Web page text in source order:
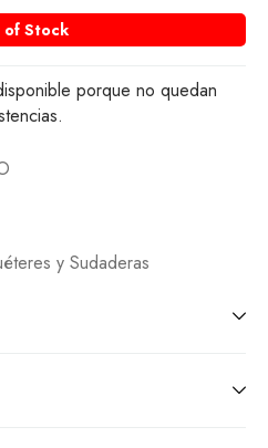
of Stock
porque no quedan
y Sudaderas